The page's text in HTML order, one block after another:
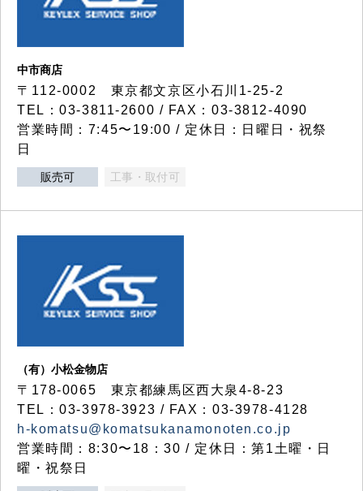
中市商店
〒112-0002 東京都文京区小石川1-25-2
TEL：03-3811-2600 / FAX：03-3812-4090
営業時間：7:45〜19:00 / 定休日：日曜日・祝祭
日
販売可 工事・取付可
（有）小松金物店
〒178-0065 東京都練馬区西大泉4-8-23
TEL：03-3978-3923 / FAX：03-3978-4128
h-komatsu@komatsukanamonoten.co.jp
営業時間：8:30〜18：30 / 定休日：第1土曜・日
曜・祝祭日